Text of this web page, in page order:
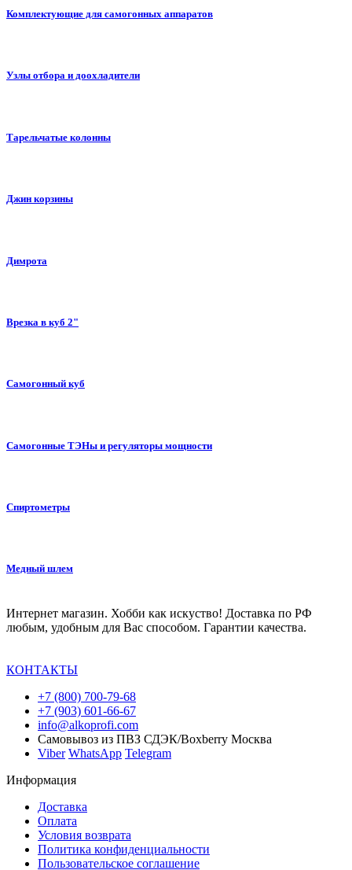
Комплектующие для самогонных аппаратов
Узлы отбора и доохладители
Тарельчатые колонны
Джин корзины
Димрота
Врезка в куб 2"
Самогонный куб
Самогонные ТЭНы и регуляторы мощности
Спиртометры
Медный шлем
Интернет магазин. Хобби как искуство! Доставка по РФ
любым, удобным для Вас способом. Гарантии качества.
КОНТАКТЫ
+7 (800) 700-79-68
+7 (903) 601-66-67
info@alkoprofi.com
Самовывоз из ПВЗ СДЭК/Boxberry Москва
Viber WhatsApp Telegram
Информация
Доставка
Оплата
Условия возврата
Политика конфиденциальности
Пользовательское соглашение